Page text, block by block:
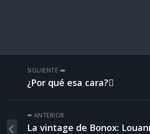
SIGUIENTE ➡️
¿Por qué esa cara?🫪
⬅️ ANTERIOR
La vintage de Bonox: